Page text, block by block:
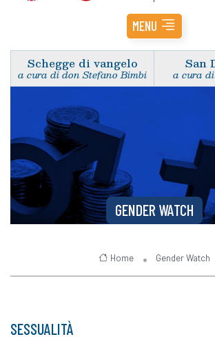
MENU
Schegge di vangelo
a cura di don Stefano Bimbi
San
a cura
GENDER WATCH
Home Gender Watch
SESSUALITÀ